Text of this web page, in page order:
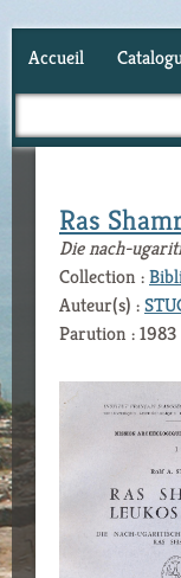
Accueil
Ras
Die nach-
Collection :
Auteur(s) :
Parution : 1983